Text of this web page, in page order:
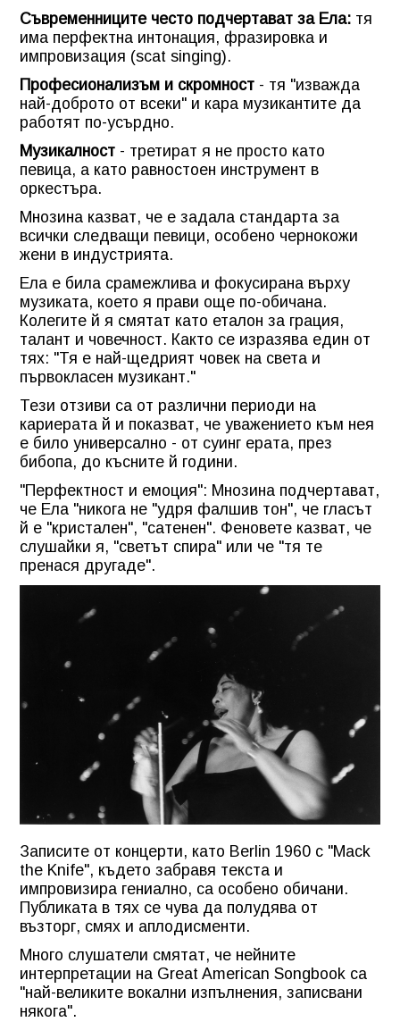
Съвременниците често подчертават за Ела: тя
има перфектна интонация, фразировка и
импровизация (scat singing).
Професионализъм и скромност - тя "изважда
най-доброто от всеки" и кара музикантите да
работят по-усърдно.
Музикалност - третират я не просто като
певица, а като равностоен инструмент в
оркестъра.
Мнозина казват, че е задала стандарта за
всички следващи певици, особено чернокожи
жени в индустрията.
Ела е била срамежлива и фокусирана върху
музиката, което я прави още по-обичана.
Колегите й я смятат като еталон за грация,
талант и човечност. Както се изразява един от
тях: "Тя е най-щедрият човек на света и
първокласен музикант."
Тези отзиви са от различни периоди на
кариерата й и показват, че уважението към нея
е било универсално - от суинг ерата, през
бибопа, до късните й години.
"Перфектност и емоция": Мнозина подчертават,
че Ела "никога не "удря фалшив тон", че гласът
й е "кристален", "сатенен". Феновете казват, че
слушайки я, "светът спира" или че "тя те
пренася другаде".
Записите от концерти, като Berlin 1960 с "Mack
the Knife", където забравя текста и
импровизира гениално, са особено обичани.
Публиката в тях се чува да полудява от
възторг, смях и аплодисменти.
Много слушатели смятат, че нейните
интерпретации на Great American Songbook са
"най-великите вокални изпълнения, записвани
някога".